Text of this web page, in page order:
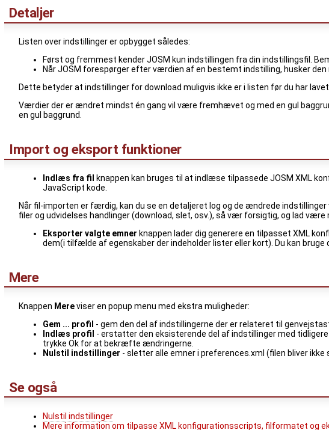
Detaljer
Listen over indstillinger er opbygget således:
Først og fremmest kender JOSM kun indstillingen fra din indstillingsfil.
Når JOSM forespørger efter værdien af en bestemt indstilling, husker
Dette betyder at indstillinger for download muligvis ikke er i listen før du har
Værdier der er ændret mindst én gang vil være fremhævet og med en gul
en gul baggrund.
Import og eksport funktioner
Indlæs fra fil
knappen kan bruges til at indlæse tilpassede JOSM XML
JavaScript kode.
Når fil-importen er færdig, kan du se en detaljeret log og de ændrede
filer og udvidelses handlinger (download, slet, osv.), så vær forsigtig, og lad
Eksporter valgte emner knappen lader dig generere en tilpasset XML
dem(i tilfælde af egenskaber der indeholder lister eller kort). Du kan bruge
Mere
Knappen Mereviser en popup menu med ekstra muligheder:
Gem ... profil - gem den del af indstillingerne der er relateret til
Indlæs profil - erstatter den eksisterende del af indstillinger med
trykke Ok for at bekræfte ændringerne.
Nulstil indstillinger - sletter alle emner i preferences.xml (filen bliver
Se også
Nulstil indstillinger
Mere information om tilpasse XML konfigurationsscripts, filformatet og